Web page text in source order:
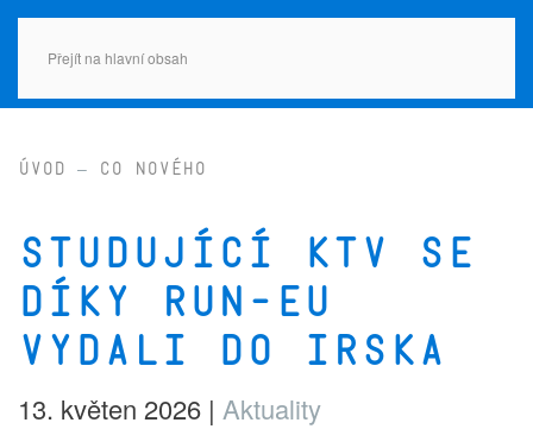
Přejít na hlavní obsah
Úvod Co nového
Studující KTV se
díky RUN-EU
vydali do Irska
13. květen 2026 | Aktuality